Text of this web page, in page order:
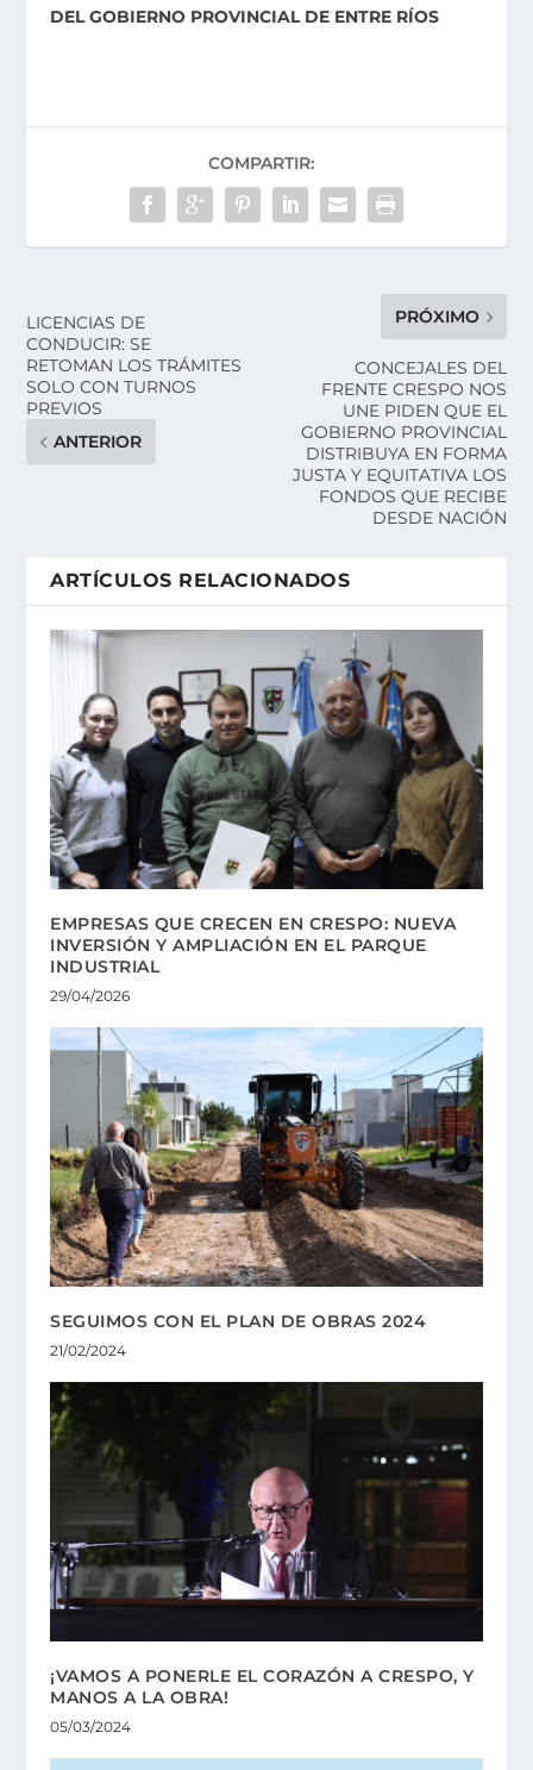
DEL GOBIERNO PROVINCIAL DE ENTRE RÍOS
COMPARTIR:
LICENCIAS DE
CONDUCIR: SE
RETOMAN LOS TRÁMITES
SOLO CON TURNOS
PREVIOS
ANTERIOR
PRÓXIMO
CONCEJALES DEL
FRENTE CRESPO NOS
UNE PIDEN QUE EL
GOBIERNO PROVINCIAL
DISTRIBUYA EN FORMA
JUSTA Y EQUITATIVA LOS
FONDOS QUE RECIBE
DESDE NACIÓN
ARTÍCULOS RELACIONADOS
EMPRESAS QUE CRECEN EN CRESPO: NUEVA
INVERSIÓN Y AMPLIACIÓN EN EL PARQUE
INDUSTRIAL
29/04/2026
SEGUIMOS CON EL PLAN DE OBRAS 2024
21/02/2024
¡VAMOS A PONERLE EL CORAZÓN A CRESPO, Y
MANOS A LA OBRA!
05/03/2024